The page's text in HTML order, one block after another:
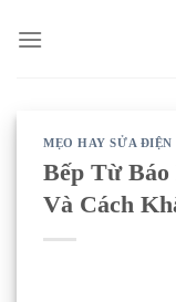
qua
MẸO HAY SỬA ĐIỆN
Bếp Từ
Và Cách